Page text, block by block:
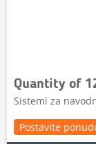
Quantity of
Sistemi za
Postavite